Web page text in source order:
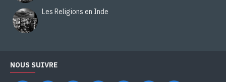
Les Religions en Inde
NOUS SUIVRE